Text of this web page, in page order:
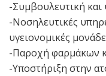
-Συμβουλευτική
-Νοσηλευτικές
υγειονομικές
-Παροχή φαρμάκων
-Υποστήριξη στην